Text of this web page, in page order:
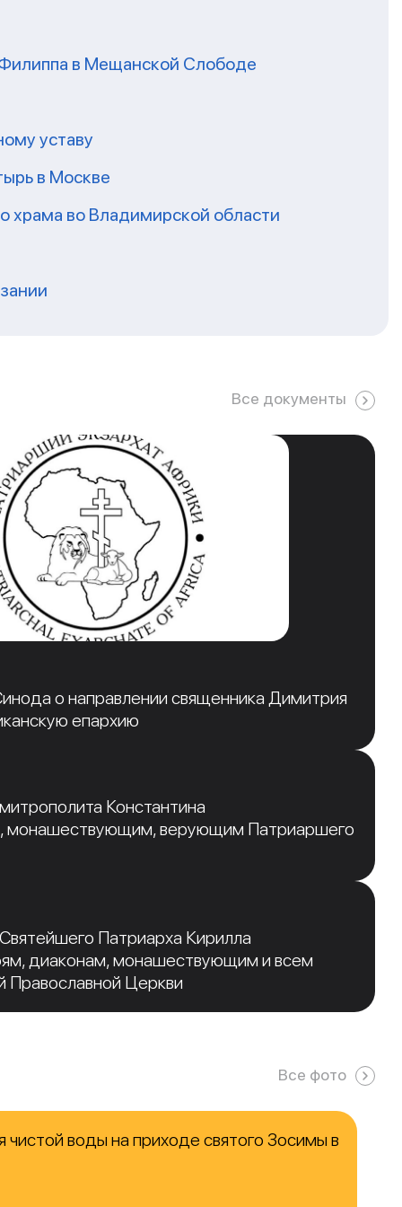
в Мещанской Слободе
уставу
в Москве
храма во Владимирской области
Все документы
о направлении священника Димитрия
епархию
Константина
монашествующим, верующим Патриаршего
Патриарха Кирилла
диаконам, монашествующим и всем
Православной Церкви
Все фото
воды на приходе святого Зосимы в